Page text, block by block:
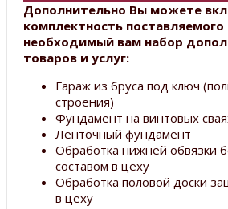
Дополнительно Вы можете
комплектность
необходимый вам набор
товаров и услуг:
Гараж из бруса под ключ
строения)
Фундамент на винтовых
Ленточный фундамент
Обработка нижней обвязки
составом в цеху
Обработка половой доски
в цеху